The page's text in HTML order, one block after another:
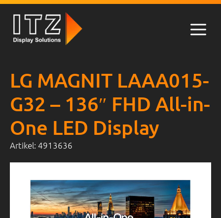
Zum
Inhalt
LG MAGNIT LAAA015-
G32 – 136″ FHD All-in-
One LED Display
Artikel: 4913636